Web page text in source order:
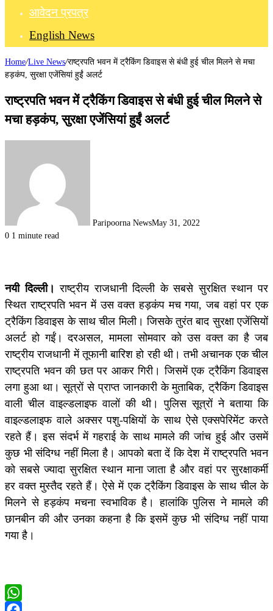
आवेदन प्रपत्र
English News
Home/Live News/राष्ट्रपति भवन में ट्रैकिंग डिवाइस से बंधी हुई चील मिलने से मचा
हड़कंप, सुरक्षा एजेंसियां हुईं अलर्ट
राष्ट्रपति भवन में ट्रैकिंग डिवाइस से बंधी हुई चील मिलने से
मचा हड़कंप, सुरक्षा एजेंसियां हुईं अलर्ट
Paripoorna NewsMay 31, 2022
0 1 minute read
नयी दिल्ली। राष्ट्रीय राजधानी दिल्ली के सबसे सुरक्षित स्थान पर
स्थित राष्ट्रपति भवन में उस वक्त हड़कंप मच गया, जब वहां पर एक
ट्रैकिंग डिवाइस के साथ चील मिली। जिसके तुरंत बाद सुरक्षा एजेंसियों
अलर्ट हो गईं। दरअसल, मामला सोमवार को उस वक्त का है जब
राष्ट्रीय राजधानी में तूफानी बारिश हो रही थी। तभी अचानक एक चील
राष्ट्रपति भवन की छत पर आकर गिरी। जिसमें एक ट्रैकिंग डिवाइस
लगा हुआ था। सूत्रों से प्राप्त जानकारी के मुताबिक, ट्रैकिंग डिवाइस
वाली चील वाइल्डलाइफ वालों की थी। पुलिस सूत्रों ने बताया कि
वाइल्डलाइफ वाले अक्सर पशु-पक्षियों के साथ ऐसे एक्सपेरिमेंट करते
रहते हैं। इस संदर्भ में गहराई के साथ मामले की जांच हुई और उसमें
कुछ भी संदिग्ध नहीं मिला है। आपको बता दें कि देश में राष्ट्रपति भवन
को सबसे ज्यादा सुरक्षित स्थान माना जाता है और वहां पर सुरक्षाकर्मी
हर वक्त मुस्तैद रहते हैं। ऐसे में एक ट्रैकिंग डिवाइस के साथ चील के
मिलने से हड़कंप मचना स्वभाविक है। हालांकि पुलिस ने मामले की
छानबीन की और उनका कहना है कि इसमें कुछ भी संदिग्ध नहीं पाया
गया है।